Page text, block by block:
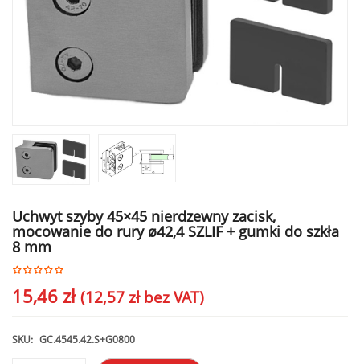
Uchwyt szyby 45×45 nierdzewny zacisk,
mocowanie do rury ø42,4 SZLIF + gumki do szkła
8 mm
15,46 zł (12,57 złbez VAT)
SKU: GC.4545.42.S+G0800